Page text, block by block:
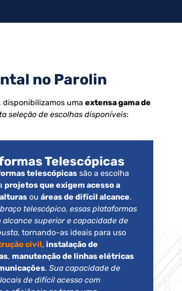
no Parolin
disponibilizamos uma extensa gama de
seleção de escolhas disponíveis:
Telescópicas
telescópicassão a escolha
projetos que exigem acesso a
ou áreas de difícil alcance.
telescópico, essas plataformas
alcance superior e capacidade de
, tornando-as ideais para uso
civil, instalação de
, manutenção de linhas elétricas
. Sua capacidade de
de difícil acesso com